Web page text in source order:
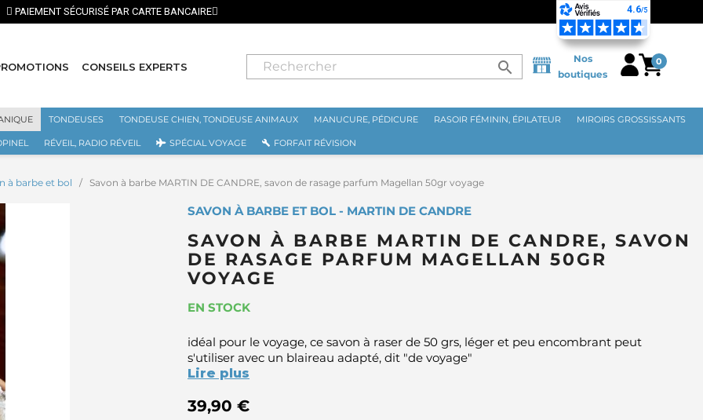
⭐ LIVRAISON GRATUITE EN FRANCE MÉTROPOLITAINE DÈS 70€ ⭐
CONSEILS EXPERTS search
Nos
boutiques
0
TONDEUSES TONDEUSE CHIEN, TONDEUSE ANIMAUX MANUCURE, PÉDICURE RASOIR FÉMININ, ÉPILATEUR MIROIRS GROSSISSANTS
RÉVEIL, RADIO RÉVEIL SPÉCIAL VOYAGE FORFAIT RÉVISION
à barbe et bol Savon à barbe MARTIN DE CANDRE, savon de rasage parfum Magellan 50gr voyage
SAVON À BARBE ET BOL - MARTIN DE CANDRE
SAVON À BARBE MARTIN DE CANDRE, SAVON
DE RASAGE PARFUM MAGELLAN 50GR
VOYAGE
EN STOCK
idéal pour le voyage, ce savon à raser de 50 grs, léger et peu encombrant peut
s'utiliser avec un blaireau adapté, dit "de voyage"
Lire plus
39,90 €